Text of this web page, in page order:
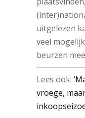
uitgelezen
veel
beurzen
Lees ook:
vroege,